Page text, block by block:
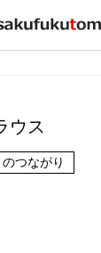
ウス
つながり